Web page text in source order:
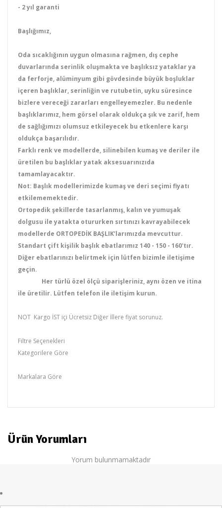
- 2 yıl garanti
Başlığımız,
Oda sıcaklığının uygun olmasına rağmen, dış cephe
duvarlarında serinlik oluşmakta ve başlıksız yataklar ya
da ferforje, alüminyum gibi gövdesinde büyük boşluklar
içeren başlıklar, serinliğin ve rutubetin, uyku süresince
bizlere vereceği zararları engelleyemezler. Bu nedenle
başlıklarımız, hem görsel olarak oldukça şık ve zarif, hem
de sağlığımızı olumsuz etkileyecek bu etkenlere karşı
oldukça başarılıdır.
Farklı renk ve modellerde, silinebilen kumaşve deriler ile
üretilen bu başlıklar yatak aksesuarınızıda
tamamlayacaktır.
Not: Başlık modellerimizde kumaş ve deri seçimi fiyatı
etkilememektedir.
Ortopedik şekillerde tasarlanmış, kalın ve yumuşak
dolgusu ile yatakta otururken sırtınızı kavrayabilecek
modellerde ORTOPEDİK BAŞLIK’larımızda mevcuttur.
Standart çift kişilik başlık ebatlarımız 140 - 150 - 160'tır.
Diğer ebatlarınızı belirtmek için lütfen bizimle iletişime
geçin.
Her türlü özel ölçü siparişleriniz, aynı özen ve itina
ile üretilir. Lütfen telefon ile iletişim kurun.
NOT Kargo İST içi Ücretsiz Diğer İllere fiyat sorunuz.
Filtre Seçenekleri
Kategorilere Göre
Markalara Göre
Ürün Yorumları
Yorum bulunmamaktadır